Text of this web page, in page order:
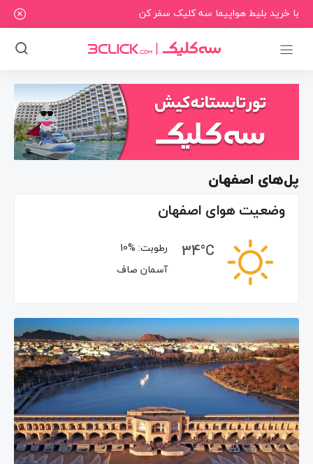
با خرید بلیط هواپیما سه کلیک سفر کن
پل‌های اصفهان
وضعیت هوای اصفهان
34°C
رطوبت: 10%
آسمان صاف